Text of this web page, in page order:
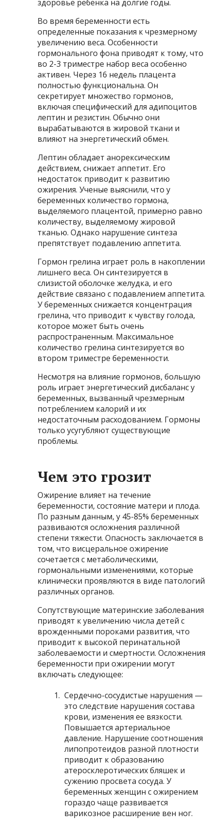
здоровье ребенка на долгие годы.
Во время беременности есть
определенные показания к чрезмерному
увеличению веса. Особенности
гормонального фона приводят к тому, что
во 2-3 триместре набор веса особенно
активен. Через 16 недель плацента
полностью функциональна. Он
секретирует множество гормонов,
включая специфический для адипоцитов
лептин и резистин. Обычно они
вырабатываются в жировой ткани и
влияют на энергетический обмен.
Лептин обладает анорексическим
действием, снижает аппетит. Его
недостаток приводит к развитию
ожирения. Ученые выяснили, что у
беременных количество гормона,
выделяемого плацентой, примерно равно
количеству, выделяемому жировой
тканью. Однако нарушение синтеза
препятствует подавлению аппетита.
Гормон грелина играет роль в накоплении
лишнего веса. Он синтезируется в
слизистой оболочке желудка, и его
действие связано с подавлением аппетита.
У беременных снижается концентрация
грелина, что приводит к чувству голода,
которое может быть очень
распространенным. Максимальное
количество грелина синтезируется во
втором триместре беременности.
Несмотря на влияние гормонов, большую
роль играет энергетический дисбаланс у
беременных, вызванный чрезмерным
потреблением калорий и их
недостаточным расходованием. Гормоны
только усугубляют существующие
проблемы.
Чем это грозит
Ожирение влияет на течение
беременности, состояние матери и плода.
По разным данным, у 45-85% беременных
развиваются осложнения различной
степени тяжести. Опасность заключается в
том, что висцеральное ожирение
сочетается с метаболическими,
гормональными изменениями, которые
клинически проявляются в виде патологий
различных органов.
Сопутствующие материнские заболевания
приводят к увеличению числа детей с
врожденными пороками развития, что
приводит к высокой перинатальной
заболеваемости и смертности. Осложнения
беременности при ожирении могут
включать следующее:
Сердечно-сосудистые нарушения —
это следствие нарушения состава
крови, изменения ее вязкости.
Повышается артериальное
давление. Нарушение соотношения
липопротеидов разной плотности
приводит к образованию
атеросклеротических бляшек и
сужению просвета сосуда. У
беременных женщин с ожирением
гораздо чаще развивается
варикозное расширение вен ног.